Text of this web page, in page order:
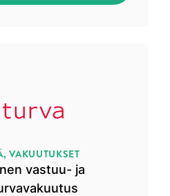
vastuu- ja
VAKUUTUKSET